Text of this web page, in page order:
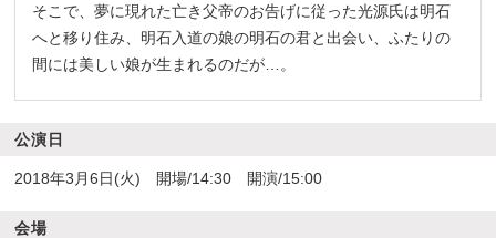
そこで、夢に現れた亡き父帝のお告げに従った光源氏は明石
へと移り住み、明石入道の娘の明石の君と出会い、ふたりの
間には美しい娘が生まれるのだが…。
公演日
2018年3月6日(火) 開場/14:30 開演/15:00
会場